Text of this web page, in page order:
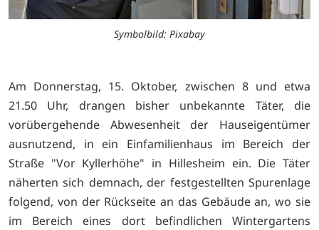
Symbolbild: Pixabay
Am Donnerstag, 15. Oktober, zwischen 8 und etwa
21.50 Uhr, drangen bisher unbekannte Täter, die
vorübergehende Abwesenheit der Hauseigentümer
ausnutzend, in ein Einfamilienhaus im Bereich der
Straße "Vor Kyllerhöhe" in Hillesheim ein. Die Täter
näherten sich demnach, der festgestellten Spurenlage
folgend, von der Rückseite an das Gebäude an, wo sie
im Bereich eines dort befindlichen Wintergartens